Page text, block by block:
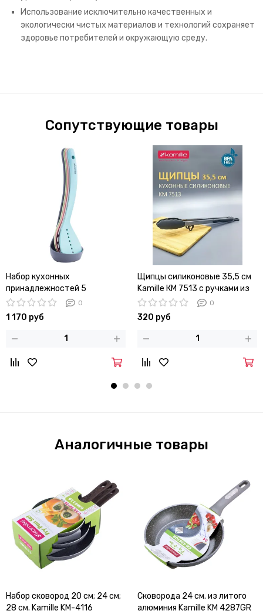
Использование исключительно качественных и
экологически чистых материалов и технологий сохраняет
здоровье потребителей и окружающую среду.
Сопутствующие товары
Набор кухонных
принадлежностей 5
предметов Kamille KM 5237
0
1 170 руб
Щипцы силиконовые 35,5 см
Kamille КМ 7513 с ручками из
нержавеющей стали
0
320 руб
Аналогичные товары
Набор сковород 20 см; 24 см;
28 см. Kamille KM-4116
Сковорода 24 см. из литого
алюминия Kamille KM 4287GR